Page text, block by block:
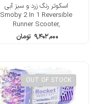
اسکوتر رنگ زرد و سبز آبی
Smoby 2 In 1 Reversible
Runner Scooter,
Green/Yellow
۹,۴۰۲,۰۰۰ تومان
OUT OF STOCK